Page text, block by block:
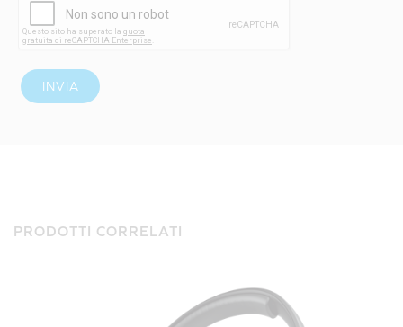
INVIA
PRODOTTI CORRELATI